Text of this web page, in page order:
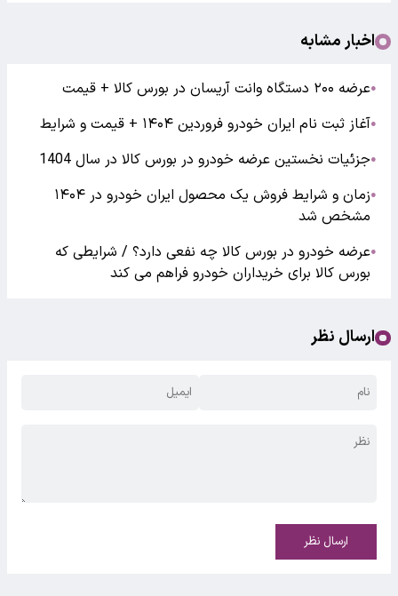
اخبار مشابه
●عرضه ۲۰۰ دستگاه وانت آریسان در بورس کالا + قیمت
●آغاز ثبت نام ایران خودرو فروردین ۱۴۰۴ + قیمت و شرایط
●جزئیات نخستین عرضه خودرو در بورس کالا در سال 1404
●
زمان و شرایط فروش یک محصول ایران خودرو در ۱۴۰۴
مشخص شد
●عرضه خودرو در بورس کالا چه نفعی دارد؟ / شرایطی که
بورس کالا برای خریداران خودرو فراهم می‌ کند
ارسال نظر
ارسال نظر